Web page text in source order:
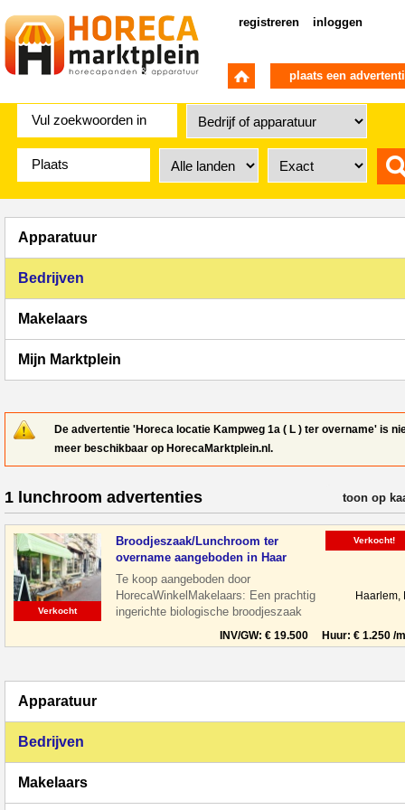
registreren inloggen
plaats een
Apparatuur
Bedrijven
Makelaars
Mijn Marktplein
De advertentie 'Horeca locatie Kampweg 1a ( L ) ter overname' is
meer beschikbaar op HorecaMarktplein.nl.
1 lunchroom advertenties verfijn
toon op
Verkocht
Broodjeszaak/Lunchroom ter
overname aangeboden in Haar
Te koop aangeboden door
HorecaWinkelMakelaars: Een prachtig
ingerichte biologische broodjeszaak
gelegen midden in het centrum van
Haarlem tussen de le
Haarlem,
INV/GW: € 19.500 Huur: € 1.250 /
Verkocht!
Apparatuur
Bedrijven
Makelaars